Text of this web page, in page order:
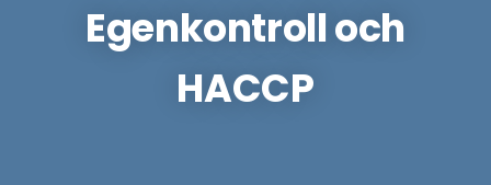
Egenkontroll och
HACCP